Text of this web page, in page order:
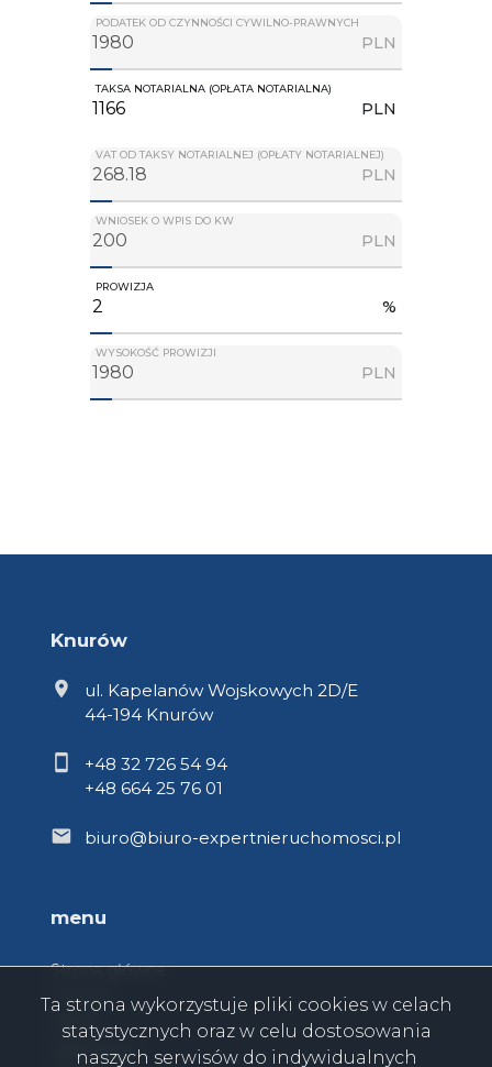
PODATEK OD CZYNNOŚCI CYWILNO-PRAWNYCH
PLN
TAKSA NOTARIALNA (OPŁATA NOTARIALNA)
PLN
VAT OD TAKSY NOTARIALNEJ (OPŁATY NOTARIALNEJ)
PLN
WNIOSEK O WPIS DO KW
PLN
PROWIZJA
%
WYSOKOŚĆ PROWIZJI
PLN
Knurów
ul. Kapelanów Wojskowych 2D/E
44-194 Knurów
+48 32 726 54 94
+48 664 25 76 01
biuro@biuro-expertnieruchomosci.pl
menu
Strona główna
O firmie
Oferty
Zgłoszenia
Ta strona wykorzystuje pliki cookies w celach
statystycznych oraz w celu dostosowania
naszych serwisów do indywidualnych